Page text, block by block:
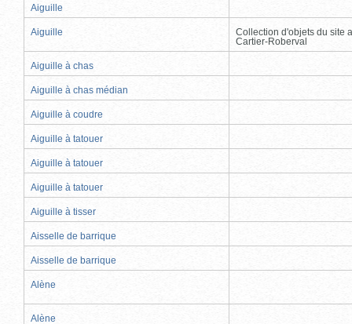
Aiguille
Aiguille
Collection d'objets du site
Cartier-Roberval
Aiguille à chas
Aiguille à chas médian
Aiguille à coudre
Aiguille à tatouer
Aiguille à tatouer
Aiguille à tatouer
Aiguille à tisser
Aisselle de barrique
Aisselle de barrique
Alène
Alène